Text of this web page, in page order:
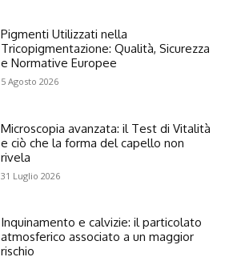
Pigmenti Utilizzati nella
Tricopigmentazione: Qualità, Sicurezza
e Normative Europee
5 Agosto 2026
Microscopia avanzata: il Test di Vitalità
e ciò che la forma del capello non
rivela
31 Luglio 2026
Inquinamento e calvizie: il particolato
atmosferico associato a un maggior
rischio